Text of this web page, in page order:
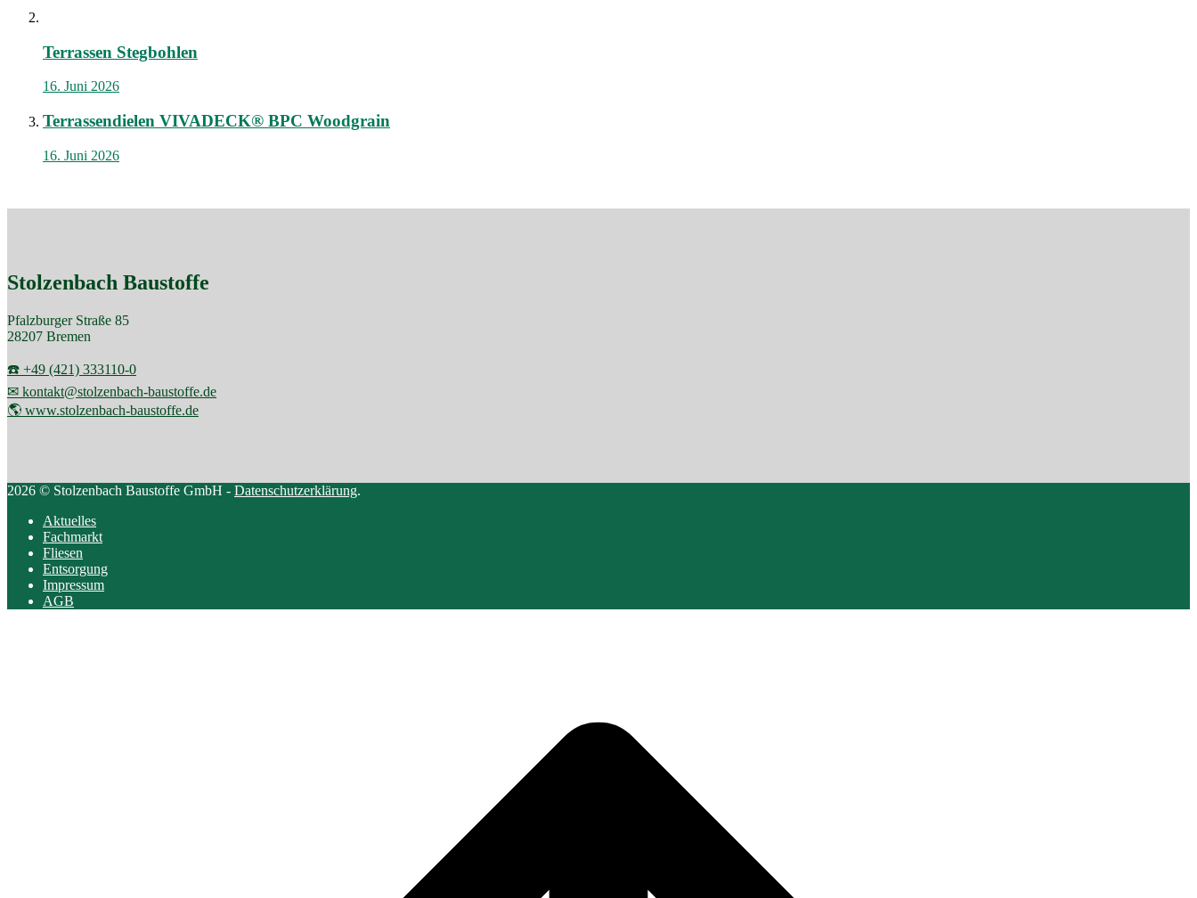
Terrassen Stegbohlen
16. Juni 2026
Terrassendielen VIVADECK® BPC Woodgrain
16. Juni 2026
Stolzenbach Baustoffe
Pfalzburger Straße 85
28207 Bremen
☎️ +49 (421) 333110-0
✉ kontakt@stolzenbach-baustoffe.de
🌎 www.stolzenbach-baustoffe.de
2026 © Stolzenbach Baustoffe GmbH - Datenschutzerklärung.
Aktuelles
Fachmarkt
Fliesen
Entsorgung
Impressum
AGB